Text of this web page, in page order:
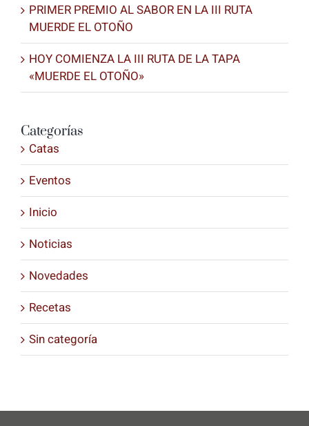
PRIMER PREMIO AL SABOR EN LA III RUTA
MUERDE EL OTOÑO
HOY COMIENZA LA III RUTA DE LA TAPA
«MUERDE EL OTOÑO»
Categorías
Catas
Eventos
Inicio
Noticias
Novedades
Recetas
Sin categoría